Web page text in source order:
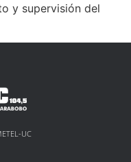
y supervisión del
UC